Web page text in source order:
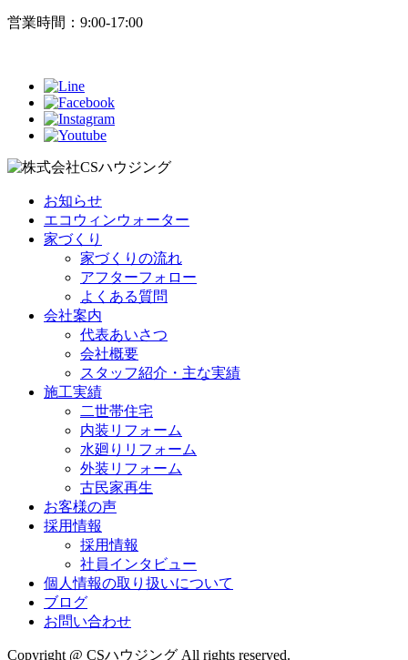
営業時間：9:00-17:00
お知らせ
エコウィンウォーター
家づくり
家づくりの流れ
アフターフォロー
よくある質問
会社案内
代表あいさつ
会社概要
スタッフ紹介・主な実績
施工実績
二世帯住宅
内装リフォーム
水廻りリフォーム
外装リフォーム
古民家再生
お客様の声
採用情報
採用情報
社員インタビュー
個人情報の取り扱いについて
ブログ
お問い合わせ
Copyright @ CSハウジング All rights reserved.